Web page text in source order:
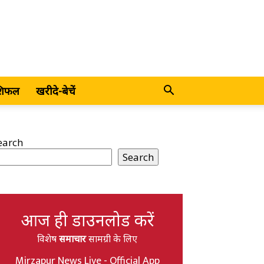
खरीदे-बेचें
Search
आज ही डाउनलोड करें
विशेषसमाचारसामग्री के लिए